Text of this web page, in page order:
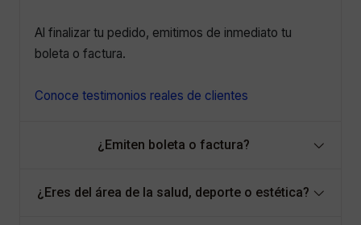
Al finalizar tu pedido, emitimos de inmediato tu
boleta o factura.
Conoce testimonios reales de clientes
¿Emiten boleta o factura?
¿Eres del área de la salud, deporte o estética?